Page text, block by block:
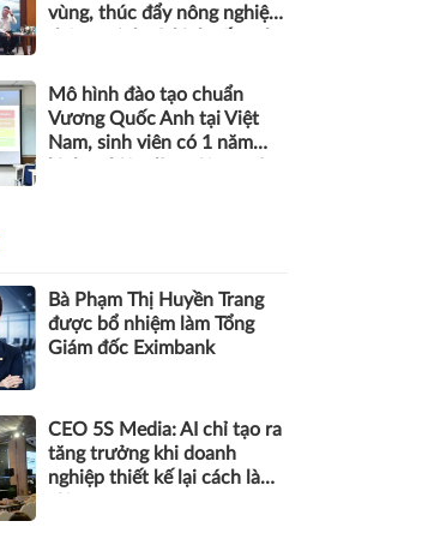
vùng, thúc đẩy nông nghiệp
Mô hình đào tạo chuẩn
Vương Quốc Anh tại Việt
Nam, sinh viên có 1 năm
Bà Phạm Thị Huyền Trang
được bổ nhiệm làm Tổng
Giám đốc Eximbank
CEO 5S Media: AI chỉ tạo ra
tăng trưởng khi doanh
nghiệp thiết kế lại cách làm